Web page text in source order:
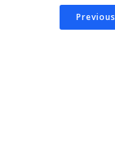
Previous